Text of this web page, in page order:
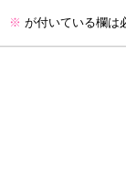
※ が付いている欄は